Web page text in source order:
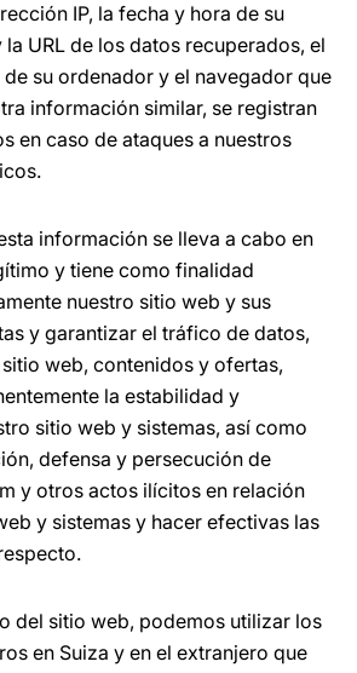
IP, la fecha y hora de su
URL de los datos recuperados, el
su ordenador y el navegador que
información similar, se registran
en caso de ataques a nuestros
información se lleva a cabo en
y tiene como finalidad
nuestro sitio web y sus
y garantizar el tráfico de datos,
web, contenidos y ofertas,
la estabilidad y
sitio web y sistemas, así como
defensa y persecución de
y otros actos ilícitos en relación
y sistemas y hacer efectivas las
del sitio web, podemos utilizar los
en Suiza y en el extranjero que